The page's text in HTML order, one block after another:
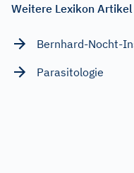
Weitere Lexikon Artikel
Bernhard-Nocht-
Parasitologie